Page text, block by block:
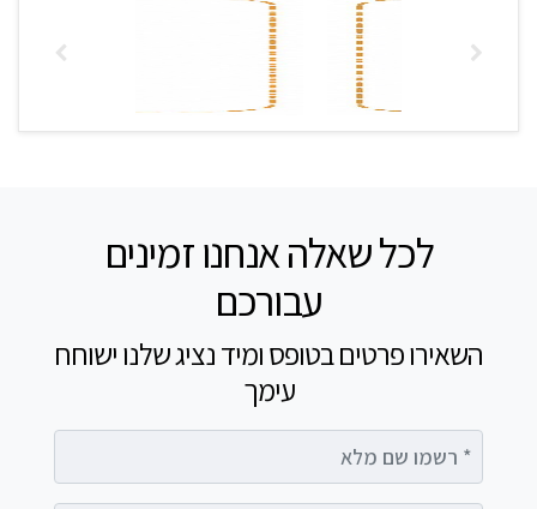
לכל שאלה אנחנו זמינים
עבורכם
השאירו פרטים בטופס ומיד נציג שלנו ישוחח
עימך